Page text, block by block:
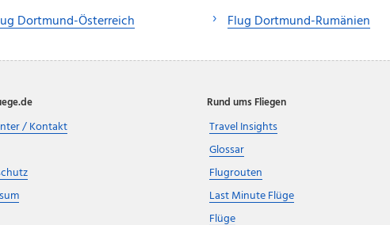
Dortmund-Österreich
Flug Dortmund-Rumänien